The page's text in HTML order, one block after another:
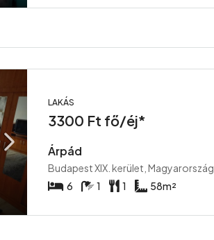
LAKÁS
3300 Ft fő/éj*
Árpád
Budapest XIX. kerület, Magyarország
6
1 1 58m²